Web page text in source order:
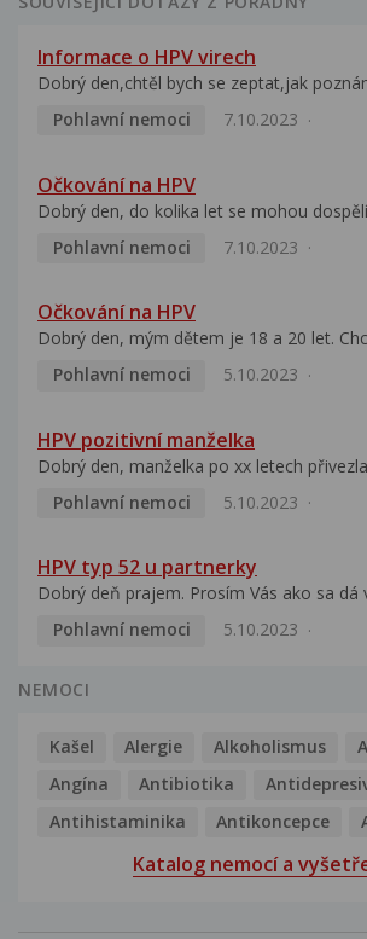
Informace o HPV virech
Dobrý den,chtěl bych se zeptat,jak
Pohlavní nemoci
7.10.2023
Očkování na HPV
Dobrý den, do kolika let se mohou
Pohlavní nemoci
7.10.2023
Očkování na HPV
Dobrý den, mým dětem je 18 a 20 let.
Pohlavní nemoci
5.10.2023
HPV pozitivní manželka
Dobrý den, manželka po xx letech
Pohlavní nemoci
5.10.2023
HPV typ 52 u partnerky
Dobrý deň prajem. Prosím Vás ako sa dá
Pohlavní nemoci
5.10.2023
NEMOCI
Kašel Alergie Alkoholismus
Angína
Antibiotika
Antihistaminika
Antikoncepce
Katalog nemocí a